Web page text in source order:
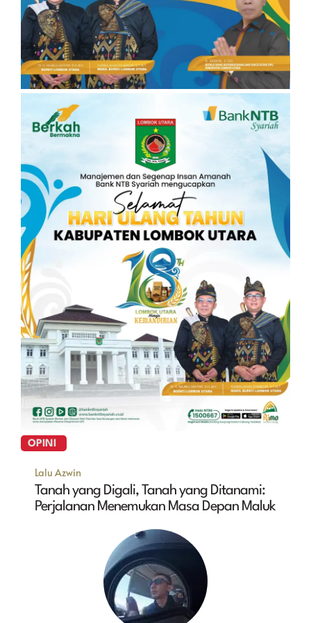
OPINI
Lalu Azwin
Tanah yang Digali, Tanah yang Ditanami:
Perjalanan Menemukan Masa Depan Maluk